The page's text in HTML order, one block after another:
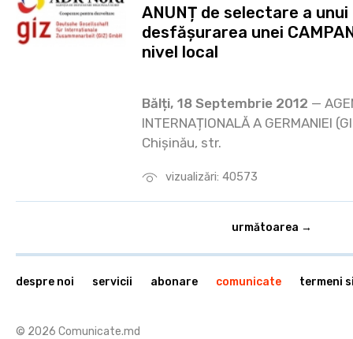
vizualizări: 40573
ANUNȚ de selectare a
desfășurarea unei
nivel local
Bălți, 18 Septembrie 2012 —
INTERNAȚIONALĂ A GERMANIEI
Chișinău, str.
următoarea →
© 2026 Comunicate.md
despre noi servicii abonare comunicate termeni